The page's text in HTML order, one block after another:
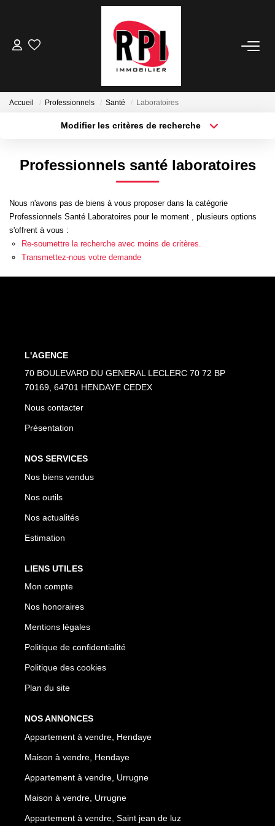
VENTES
LOCATIONS
NOS SERVICES
Biens Vendus
Gestion
Expertise Immobilière
Nos Partenaires
Notre Équipe
Avis Clients
Accueil Professionnels Santé Laboratoires
Modifier les critères de recherche
Type de bien
Créer une alerte
Professionnels santé laboratoires
Nous n'avons pas de biens à vous proposer dans la catégorie
Professionnels Santé Laboratoires pour le moment , plusieurs options
s'offrent à vous :
Re-soumettre la recherche avec moins de critères.
Transmettez-nous votre demande
L'AGENCE
70 BOULEVARD DU GENERAL LECLERC 70 72 BP
70169, 64701 HENDAYE CEDEX
Nous contacter
Présentation
NOS SERVICES
Nos biens vendus
Nos outils
Nos actualités
Estimation
LIENS UTILES
Mon compte
Nos honoraires
Mentions légales
Politique de confidentialité
Politique des cookies
Plan du site
NOS ANNONCES
Appartement à vendre, Hendaye
Maison à vendre, Hendaye
Appartement à vendre, Urrugne
Maison à vendre, Urrugne
Appartement à vendre, Saint jean de luz